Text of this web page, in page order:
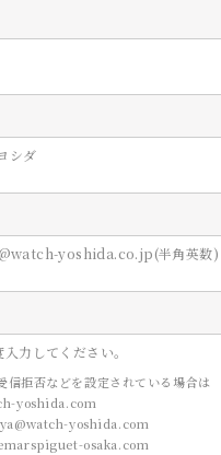
シダ
yoshida.co.jp(半角英数)
力してください。
信拒否などを設定されている場合は
yoshida.com
yoshida.com
osaka.com